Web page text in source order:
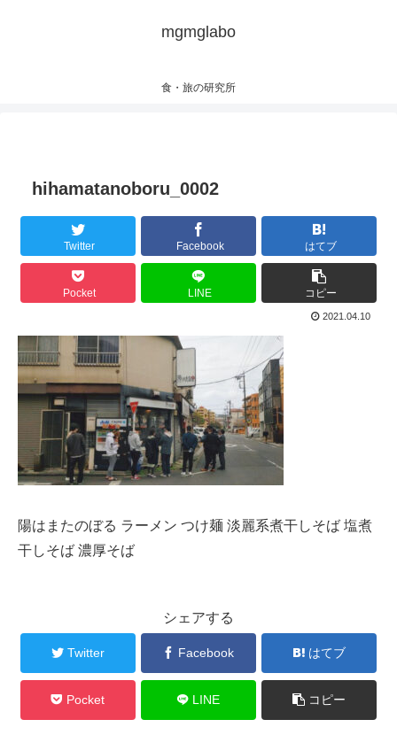
mgmglabo
食・旅の研究所
hihamatanoboru_0002
Twitter Facebook はてブ
Pocket LINE コピー
2021.04.10
陽はまたのぼる ラーメン つけ麺 淡麗系煮干しそば 塩煮
干しそば 濃厚そば
シェアする
Twitter Facebook はてブ
Pocket LINE コピー